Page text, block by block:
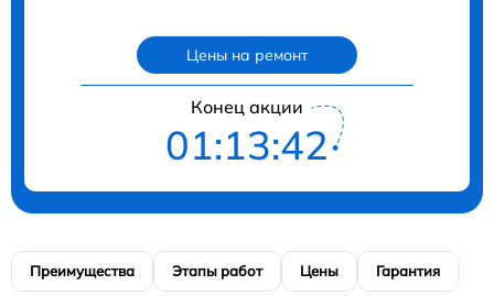
Цены на ремонт
Конец акции
01:13:41
Преимущества Этапы работ Цены Гарантия